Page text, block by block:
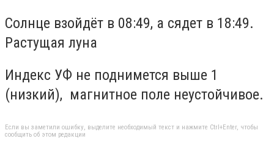
Солнце взойдёт в 08:49, а сядет в 18:49.
Растущая луна
Индекс УФ не поднимется выше 1
(низкий), магнитное поле неустойчивое.
Если вы заметили ошибку, выделите необходимый текст и нажмите Ctrl+Enter, чтобы
сообщить об этом редакции